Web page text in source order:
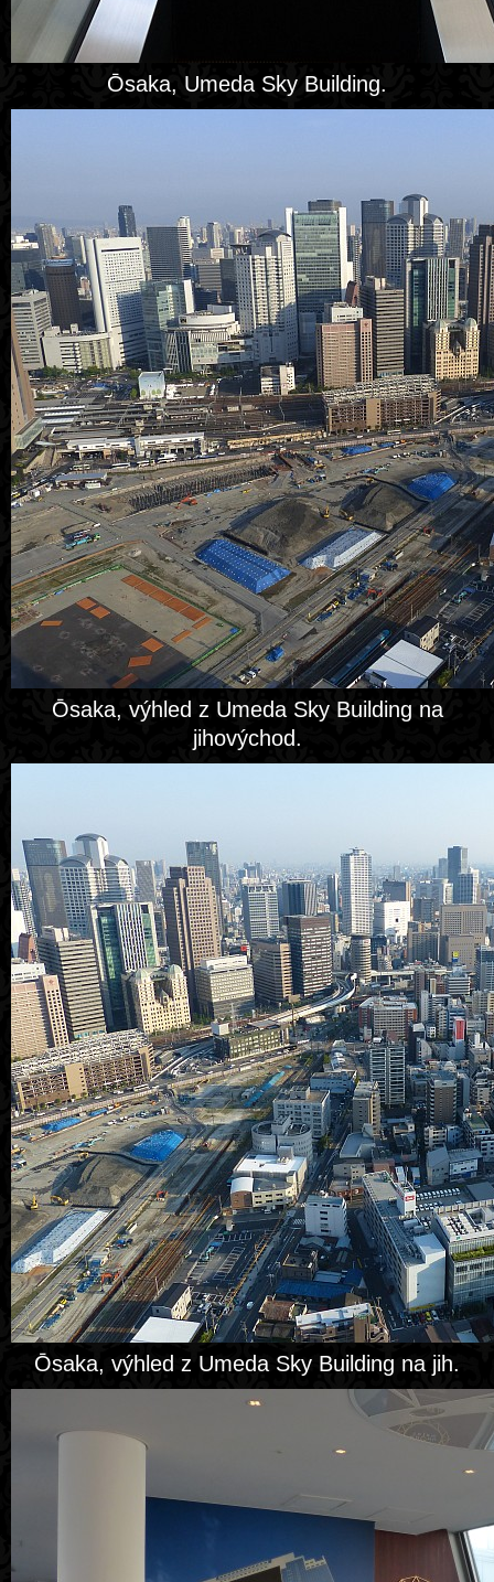
Ōsaka, Umeda Sky Building.
Ōsaka, výhled z Umeda Sky Building na
jihovýchod.
Ōsaka, výhled z Umeda Sky Building na jih.